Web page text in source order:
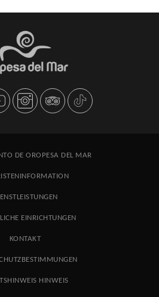
DE OROPESA DEL MAR
EINRICHTUNGEN
KONTAKT
HINWEIS